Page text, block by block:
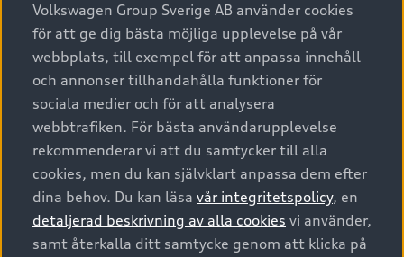
A6 modellerna
SUV
Avant
Audi Sport
Privatleasing
Nya bilar i lager
Begagnade bilar i lager
Audi approved :plus - så gott som nya
Finansiering
Audi exclusive
Provkörning
Service & tillbehör
Audi digital services
Originaltillbehör - köp online
Garantier
Försäkring
Digitala manualer för din Audi
Audi Collection – livsstilsartiklar
Tjänstebil
Tjänstebil
Business lease online
Företagsleasing
Om Audi Sverige
Kontakta oss
Audi Återförsäljare/-serviceverkstad
myAudi
© 2026 AUDI SVERIGE. All Rights Reserved.
Utgivare Juridiskt
Juridiskt Audi AG
Volkswagen Group Sverige AB använder cookies
för att ge dig bästa möjliga upplevelse på vår
webbplats, till exempel för att anpassa innehåll
och annonser tillhandahålla funktioner för
sociala medier och för att analysera
webbtrafiken. För bästa användarupplevelse
rekommenderar vi att du samtycker till alla
cookies, men du kan självklart anpassa dem efter
dina behov. Du kan läsa vår integritetspolicy, en
detaljerad beskrivning av alla cookies vi använder,
samt återkalla ditt samtycke genom att klicka på